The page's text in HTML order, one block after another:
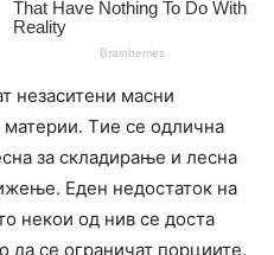
незаситени масни
Tие се одлична
за складирање и лесна
Еден недостаток на
некои од нив се доста
да се ограничат порциите.